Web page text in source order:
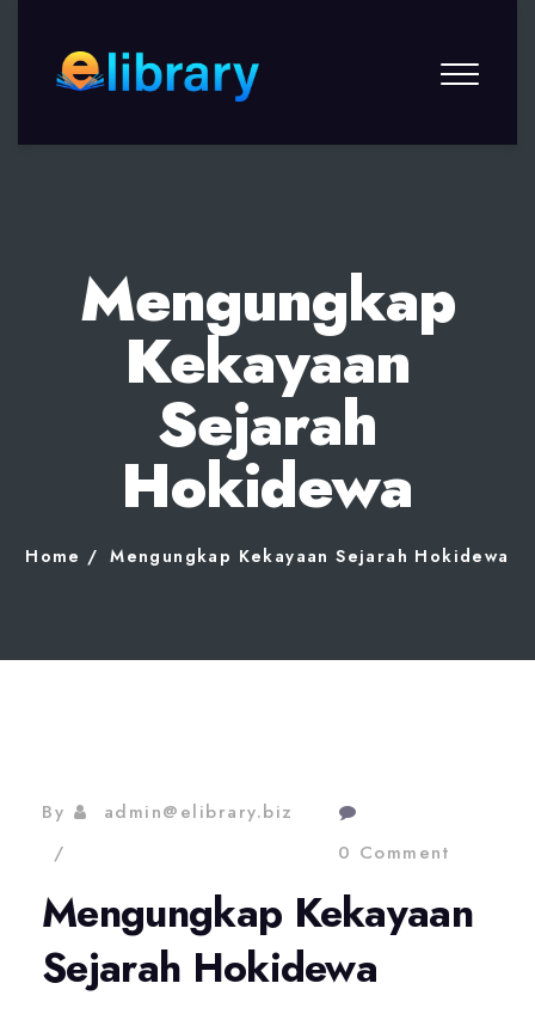
Mengungkap
Kekayaan
Sejarah
Hokidewa
Home Mengungkap Kekayaan Sejarah Hokidewa
By
admin@elibrary.biz
0 Comment
Mengungkap Kekayaan
Sejarah Hokidewa